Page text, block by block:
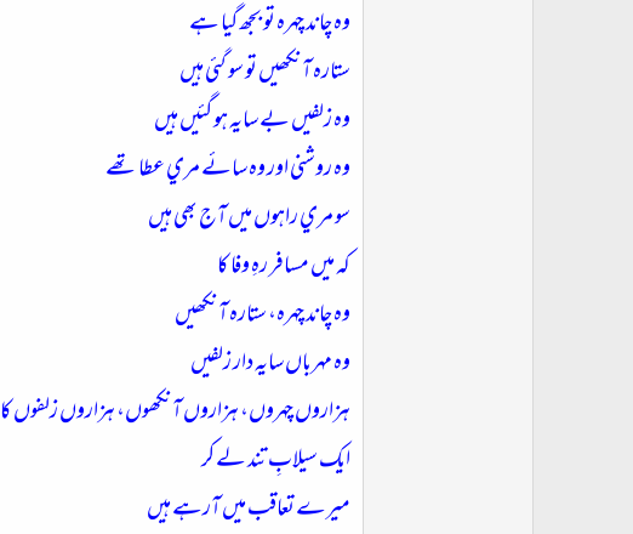
وہ چاند چہرہ تو بجھ گيا ہے
ستارہ آنکھيں تو سو گئي ہيں
وہ زلفيں بے سايہ ہو گئيں ہيں
وہ روشني اور وہ سائے مري عطا تھے
سو مري راہوں ميں آج بھي ہيں
کہ ميں مسافر رہِ وفا کا
وہ چاند چہرہ، ستارہ آنکھيں
وہ مہرباں سايہ دار زلفيں
ہزاروں چہروں، ہزاروں آنکھوں، ہزاروں زلفوں کا
ايک سيلابِ تند لے کر
ميرے تعاقب ميں آرہے ہيں